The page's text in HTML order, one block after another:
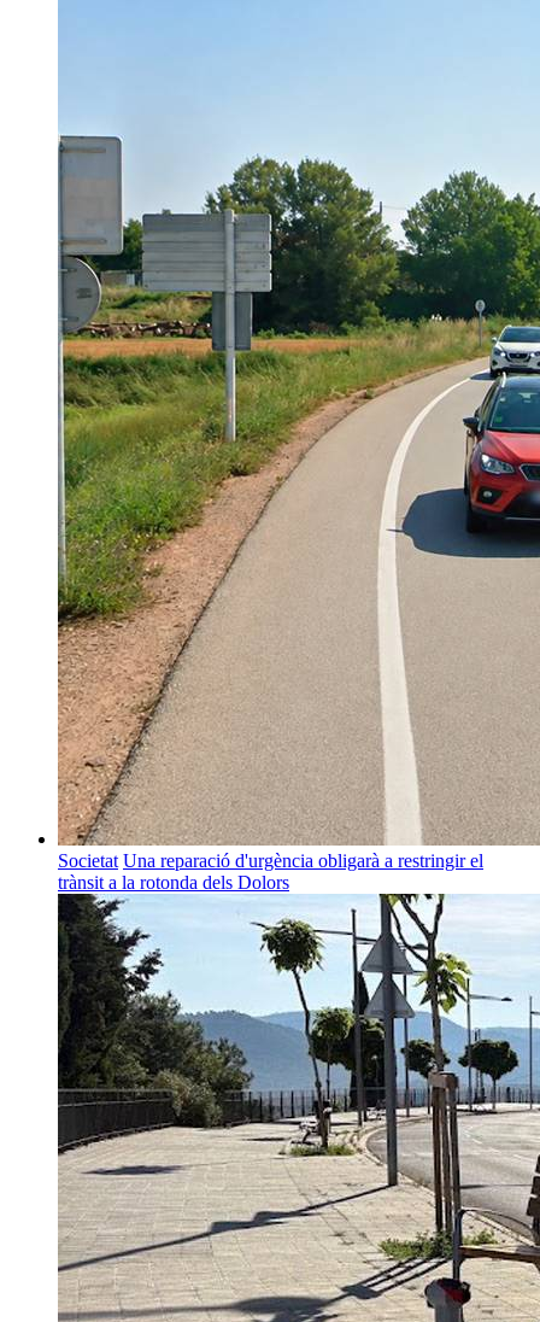
Societat Una reparació d'urgència obligarà a restringir el
trànsit a la rotonda dels Dolors